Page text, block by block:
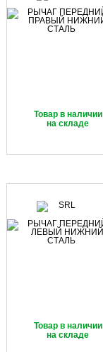
Товар в наличии
на складе
Товар в наличии
на складе